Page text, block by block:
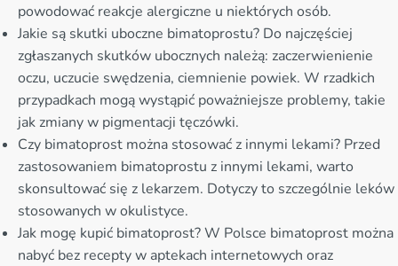
powodować reakcje alergiczne u niektórych osób.
Jakie są skutki uboczne bimatoprostu? Do najczęściej
zgłaszanych skutków ubocznych należą: zaczerwienienie
oczu, uczucie swędzenia, ciemnienie powiek. W rzadkich
przypadkach mogą wystąpić poważniejsze problemy, takie
jak zmiany w pigmentacji tęczówki.
Czy bimatoprost można stosować z innymi lekami? Przed
zastosowaniem bimatoprostu z innymi lekami, warto
skonsultować się z lekarzem. Dotyczy to szczególnie leków
stosowanych w okulistyce.
Jak mogę kupić bimatoprost? W Polsce bimatoprost można
nabyć bez recepty w aptekach internetowych oraz